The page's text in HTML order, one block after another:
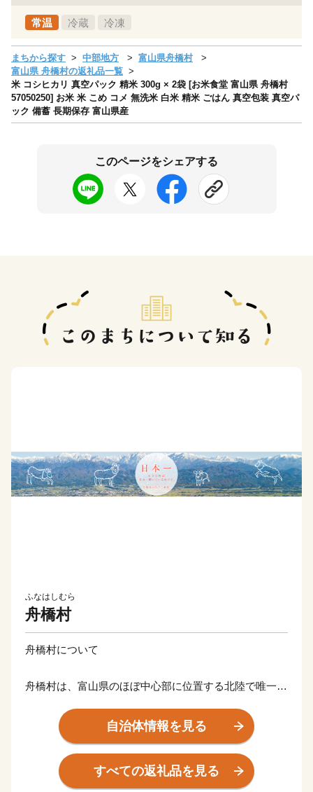
常温 冷蔵 冷凍
まちから探す 中部地方
富山県舟橋村
富山県 舟橋村の返礼品一覧
米 コシヒカリ 真空パック 精米 300g × 2袋 [お米食堂 富山県 舟橋村
57050250] お米 米 こめ コメ 無洗米 白米 精米 ごはん 真空包装 真空パ
ック 備蓄 長期保存 富山県産
このページをシェアする
ふなはしむら
舟橋村
舟橋村について
舟橋村は、富山県のほぼ中心部に位置する北陸で唯一の
主な産業は農業で、雄大な立山連峰からの伏流水と肥沃
な土壌を活かし、主にコシヒカリが生産されています。
近年では、子育て共助のまちづくりに挑戦。民間企業の
自治体情報を見る
すべての返礼品を見る